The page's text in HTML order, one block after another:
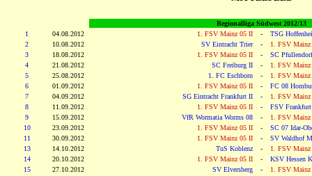
Regionalliga Südwest 2012/13
1
04.08.2012 1. FSV Mainz 05 II -
TSG
2
10.08.2012 SV Eintracht Trier -
1. FSV
3
18.08.2012 1. FSV Mainz 05 II -
SC Pfullendorf
4
21.08.2012 SC Freiburg II -
1. FSV
5
25.08.2012 1. FC Eschborn -
1. FSV
6
01.09.2012 1. FSV Mainz 05 II -
FC 08
7
04.09.2012 SG Eintracht Frankfurt II -
1. FSV
8
11.09.2012 1. FSV Mainz 05 II -
FSV
9
15.09.2012 VfR Wormatia Worms 08 -
1. FSV
10
23.09.2012 1. FSV Mainz 05 II -
SC 07 Idar-
11
30.09.2012 1. FSV Mainz 05 II -
SV Waldhof
13
14.10.2012 TuS Koblenz -
1. FSV
14
20.10.2012 1. FSV Mainz 05 II -
KSV Hessen
15
27.10.2012 SV Elversberg -
1. FSV